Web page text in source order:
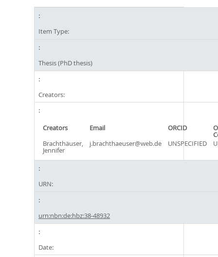
Item Type:
Thesis (PhD thesis)
Creators:
Creators Email ORCID
Brachthäuser,
Jennifer
j.brachthaeuser@web.de UNSPECIFIED
URN:
urn:nbn:de:hbz:38-48932
Date: